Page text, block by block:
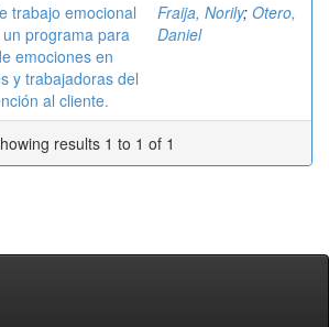
trabajo emocional
programa para
emociones en
y trabajadoras del
al cliente.
Fraija, Norily; Otero,
Daniel
results 1 to 1 of 1